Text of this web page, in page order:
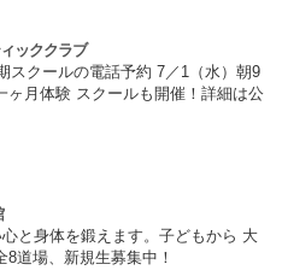
ッククラブ
スクールの電話予約 7／1（水）朝9
ヶ月体験 スクールも開催！詳細は公
心と身体を鍛えます。子どもから 大
8道場、新規生募集中！